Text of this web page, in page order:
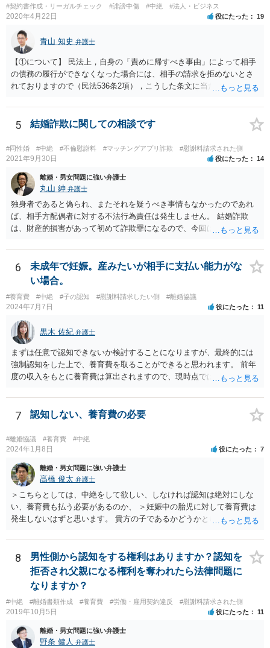
#契約書作成・リーガルチェック #誹謗中傷 #中絶 #法人・ビジネス
2020年4月22日 役にたった 19
青山 知史 弁護士
【①について】 民法上，自身の「責めに帰すべき事由」によって相手
の債務の履行ができなくなった場合には、相手の請求を拒めないとさ
れておりますので（民法536条2項），こうした条文に当たるかが問題
現在の各宣言や要請は，強制力のあるものではなく，震災等で対象施
設が滅失してしまった場合と異なり，挙式等自体が物理的に不可能に
なったとまではいえないかと思われます。こうした中で，顧客の判断
でキャンセルを申し出たとすれば，形式的には顧客側に帰責性があっ
たといえる可能性は考えられます。 一方で，実質的に考えた場合，集
会に供する施設等については，営業自粛を要請されているところ，結
婚式場等の施設についても，解釈によっては集会に供する施設の1つと
して，休止要請の対象と考える余地はあるかと思われます。 こうした
解釈を採った場合，強制力はないまでも，事実上挙式等の実施が困難
となる外部的要因があったとして，顧客の「責めに帰すべき事由」が
あるとまではいえず，結婚式場等からの請求が認められない可能性は
に全額の請求が不可能となっても，これまでに生じた費用や打合せ相
当分の報酬の範囲であれば，中途終了時の委任事務への報酬請求や不
ます（民法648条3項、703条等）。 【②について】 請求に応じてもら
とになります。 もっとも，上述したように，全額の請求は，必ずしも
確実に認められる事案ではないと思われるため，法的手続きまでは行
わず，協議によって適切な範囲での支払いに関する合意を目指す方が
良いかと思われます。 【③について】 事実か否かにかかわらず，相手
の社会的評価を損なうような投稿であれば，名誉毀損となり得ます。
は，発信者自身の情報の開示を受けた上で，発進した当人に対する損
害賠償請求等を行うことも可能です。
5 結婚詐欺に関しての相談です
#同性婚 #中絶 #不倫慰謝料 #マッチングアプリ詐欺 #慰謝料請求された側
2021年9月30日 役にたった 14
離婚・男女問題に強い弁護士
丸山 紳 弁護士
独身者であると偽られ、またそれを疑うべき事情もなかったのであれ
ば、相手方配偶者に対する不法行為責任は発生しません。 結婚詐欺
は、財産的損害があって初めて詐欺罪になるので、今回は該当しませ
であることを知っていれば交際しなかったといえる場合に、慰謝料請
求が可能です。 LINEなどで、結婚を当然の前提にした関係だったこと
を立証できる場合は、請求は可能と考えます。
6
未成年で妊娠。産みたいが相手に支払い能力がな
い場合。
#養育費 #中絶 #子の認知 #慰謝料請求したい側 #離婚協議
2024年7月7日 役にたった 11
黒木 佐紀 弁護士
まずは任意で認知できないか検討することになりますが、最終的には
強制認知をした上で、養育費を取ることができると思われます。 前年
度の収入をもとに養育費は算出されますので、現時点では少額しか取
育費の増額調停を起こすこともできます。 仮に中絶する場合でも、相
手方が妊娠について話し合いをしっかりしてくれない場合には、慰謝
料請求などもできる可能性があります。 いずれにせよ、親御さんとの
関わりが不可欠となると思われますので、一度話し合った上で、法律
事務所へ早めのご相談をされたほうがよろしいかと思います。
7 認知しない、養育費の必要
#離婚協議 #養育費 #中絶
2024年1月8日 役にたった 7
離婚・男女問題に強い弁護士
髙橋 俊太 弁護士
＞こちらとしては、中絶をして欲しい、しなければ認知は絶対にしな
い、養育費も払う必要があるのか、 ＞妊娠中の胎児に対して養育費は
発生しないはずと思います。 貴方の子であるかどうかという問題は残
すが、仮に貴方の子であれば、認知はせざるを得ず、養育費の支払義
務も生じることになります。なお、妊娠中の胎児については、（事前
に話し合って養育費の取り決めをしておくことはできますが、母親が
胎児を代理して）養育費を請求することはできません。
8
男性側から認知をする権利はありますか？認知を
拒否され父親になる権利を奪われたら法律問題に
なりますか？
#中絶 #離婚書類作成 #養育費 #労働・雇用契約違反 #慰謝料請求された側
2019年10月5日 役にたった 11
離婚・男女問題に強い弁護士
野条 健人 弁護士